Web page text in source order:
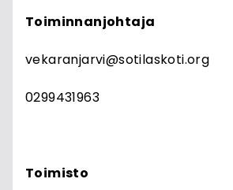
Toiminnanjohtaja
vekaranjarvi@sotilaskoti.org
0299431963
Toimisto